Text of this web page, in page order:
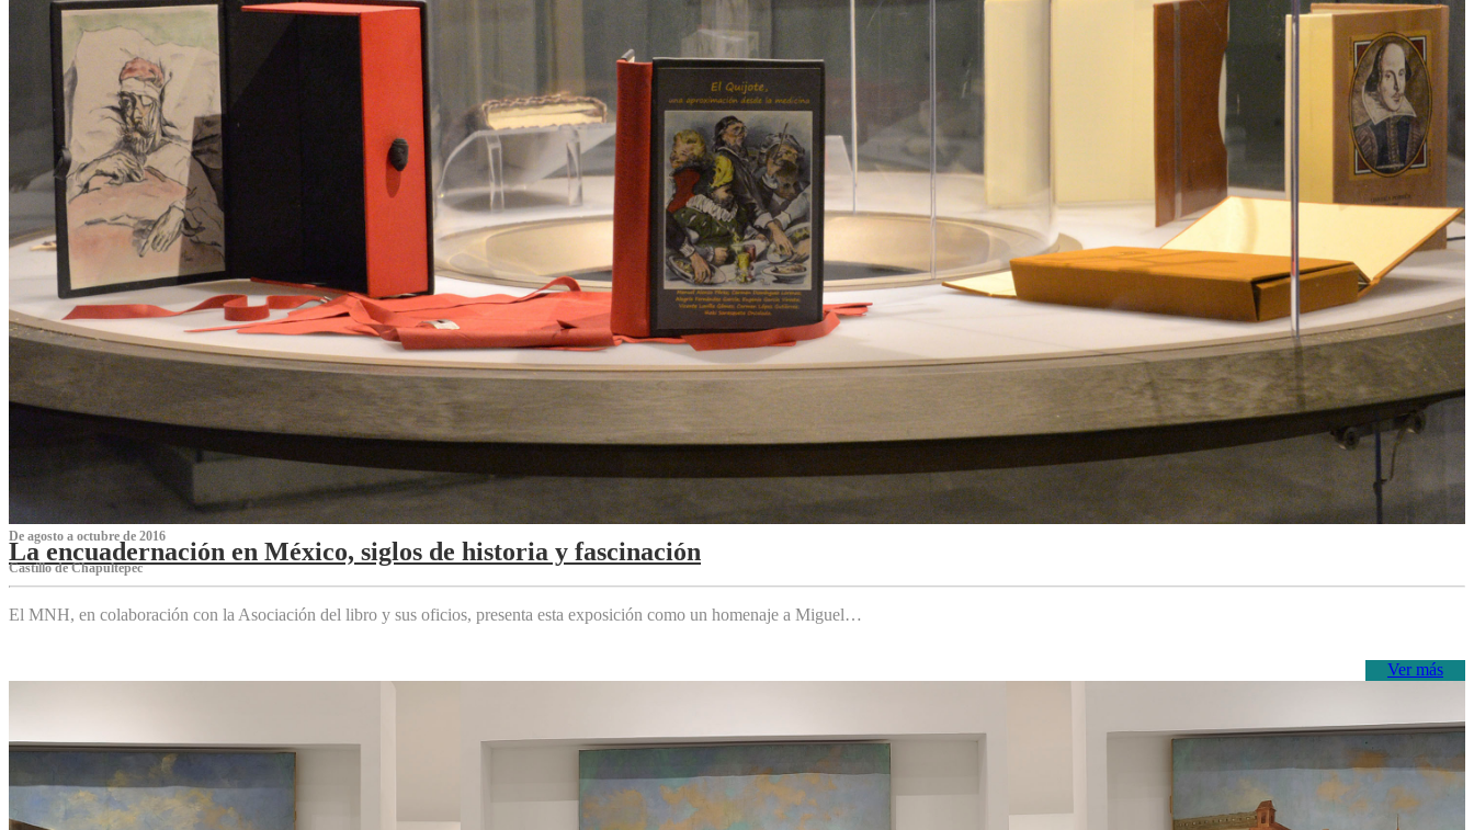
De agosto a octubre de 2016
La encuadernación en México, siglos de historia y fascinación
Castillo de Chapultepec
El MNH, en colaboración con la Asociación del libro y sus oficios, presenta esta exposición como un homenaje a Miguel…
Ver más